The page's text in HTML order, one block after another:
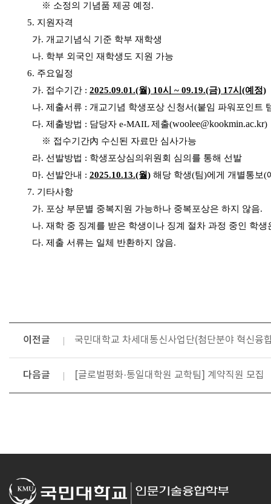
※ 소정의 기념품 제공 예정.
5. 지원자격
가. 개교기념식 기준 학부 재학생
나. 학부 외국인 재학생도 지원 가능
6. 주요일정
가. 접수기간 : 2025.09.01.(월) 10시 ~ 09.19.(금) 17시(예정)
나. 제출서류 : 개교기념 학생포상 신청서(붙임 파워포인트
다. 제출방법 : 담당자 e-MAIL 제출(woolee@kookmin.ac.kr)
※ 접수기간內 수신된 자료만 심사가능
라. 선발방법 : 학생포상심의위원회 심의를 통해 선발
마. 선발안내 : 2025.10.13.(월) 해당 학생(팀)에게 개별통보(
7. 기타사항
가. 포상 부문별 중복지원 가능하나 중복포상은 하지 않음.
나. 재학 중 징계를 받은 학생이나 징계 절차 과정 중인 학
다. 제출 서류는 일체 반환하지 않음.
이전글 국민대학교 차세대통신사업단(첨단분야 혁신융
다음글 [글로벌평화·통일대학원 교학팀] 계약직원 모집